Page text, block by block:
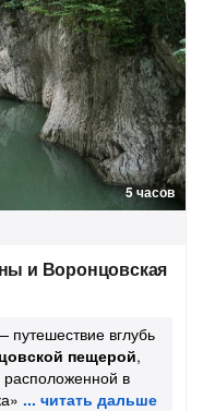
5 часов
и Воронцовская
путешествие вглубь
пещерой,
в